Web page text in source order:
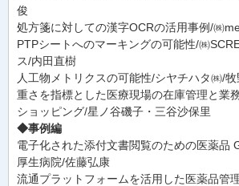
俊
処方箋に対しての漢字OCRの活用事例/㈱
PTPシートへのマーキングの可能性/㈱
ス/内田直樹
人工物メトリクスの可能性/シヤチハタ㈱/
重さを指標とした医療現場の在庫管理と業
ショッピング/星ノ谷磯子・三谷沙保里
◆事例編
電子化された添付文書閲覧のための医薬品
厚生病院/佐藤弘康
流通プラットフォームを活用した医薬品管